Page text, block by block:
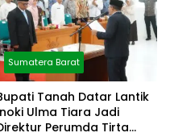
Sumatera Barat
Tanah Datar Lantik
Ulma Tiara Jadi
Perumda Tirta